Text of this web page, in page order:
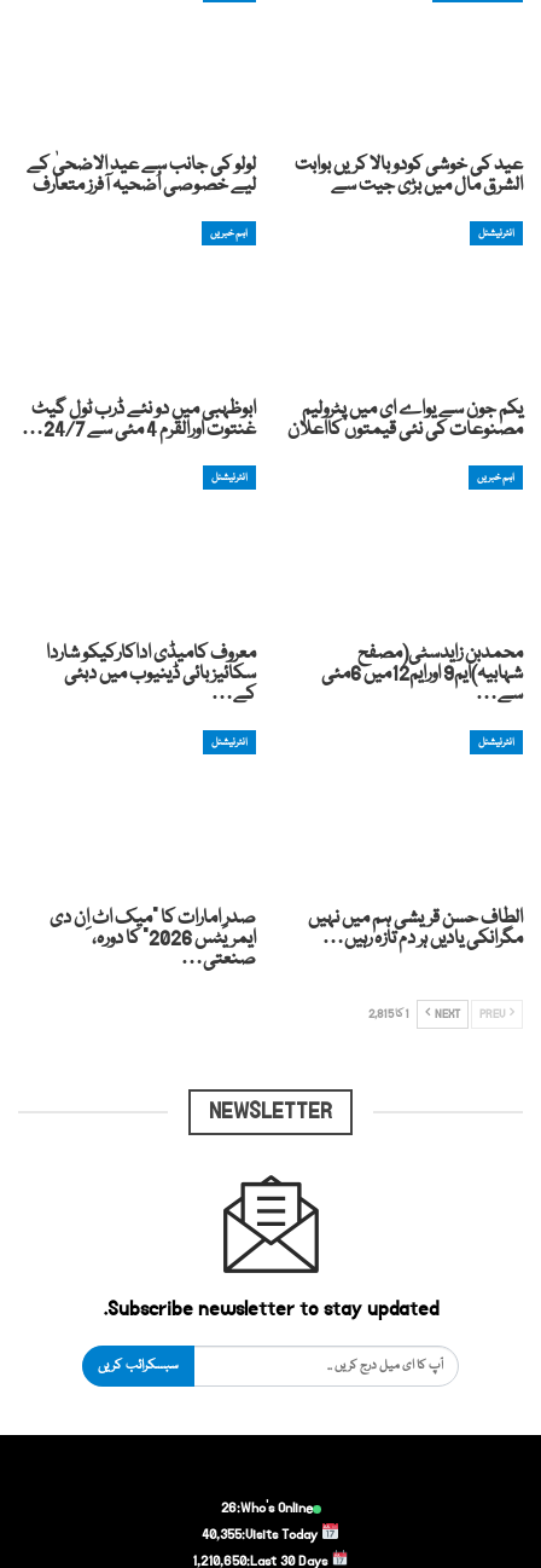
عید کی خوشی کودوبالا کریں بوابت
الشرق مال میں بڑی جیت سے
لولو کی جانب سے عید الاضحیٰ کے
لیے خصوصی اُضحیہ آفرز متعارف
انٹرنیشنل
یکم جون سے یواے ای میں پٹرولیم
مصنوعات کی نئی قیمتوں کااعلان
اہم خبریں
ابوظہبی میں دو نئے ڈرب ٹول گیٹ
غنتوت اورالقرم 4 مئی سے 24/7…
اہم خبریں
محمدبن زایدسٹی(مصفح
شہابیہ)ایم9 اورایم12میں 6مئی
سے…
انٹرنیشنل
معروف کامیڈی اداکارکیکو شاردا
سکائیز بائی ڈینیوب میں دبئی
کے…
انٹرنیشنل
الطاف حسن قریشی ہم میں نہیں
مگرانکی یادیں ہر دم تازہ رہیں…
انٹرنیشنل
صدرِ امارات کا “میک اٹ اِن دی
ایمریٹس 2026” کا دورہ،
صنعتی…
NEXT 1 کا 2,815
NEWSLETTER
Subscribe newsletter to stay updated.
سبسکرائب کریں
Who's Online:
26
Visits Today:
40,355
Last 30 Days:
1,210,650